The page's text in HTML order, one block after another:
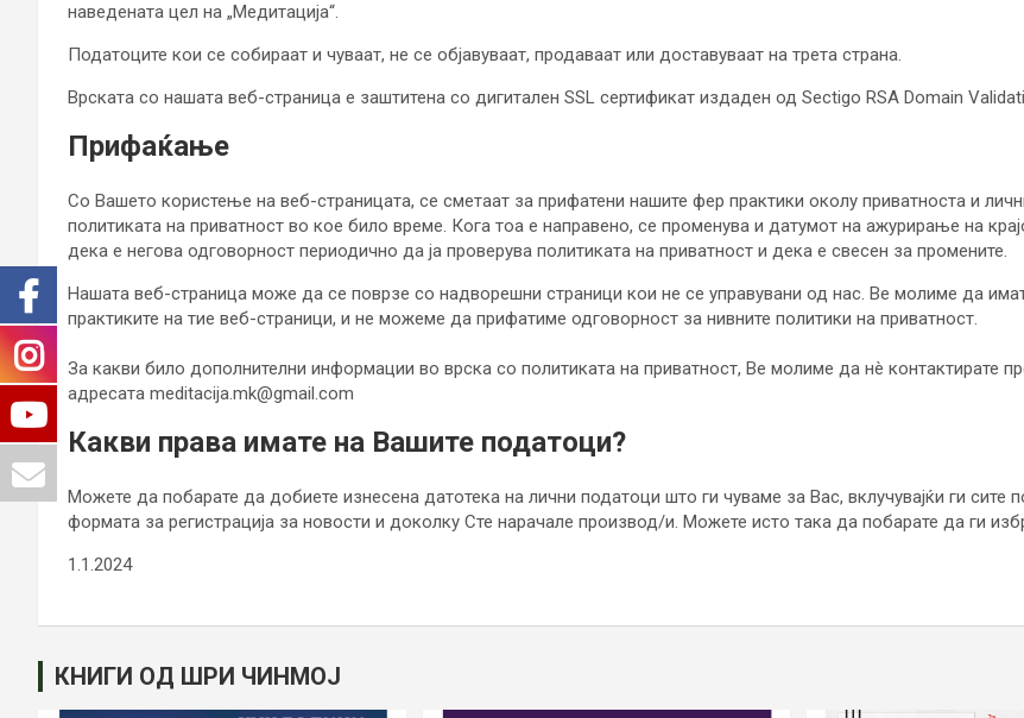
наведената цел на „Медитација“.
Податоците кои се собираат и чуваат, не се објавуваат, продаваат или доставуваат на трета страна.
Врската со нашата веб-страница е заштитена со дигитален SSL сертификат издаден од Sectigo RSA Domain
Прифаќање
Со Вашето користење на веб-страницата, се сметаат за прифатени нашите фер практики околу приватноста и
политиката на приватност во кое било време. Кога тоа е направено, се променува и датумот на ажурирање на
дека е негова одговорност периодично да ја проверува политиката на приватност и дека е свесен за промените.
Нашата веб-страница може да се поврзе со надворешни страници кои не се управувани од нас. Ве молиме да
практиките на тие веб-страници, и не можеме да прифатиме одговорност за нивните политики на приватност.
За какви било дополнителни информации во врска со политиката на приватност, Ве молиме да нè контактирате
адресата meditacija.mk@gmail.com
Какви права имате на Вашите податоци?
Можете да побарате да добиете изнесена датотека на лични податоци што ги чуваме за Вас, вклучувајќи ги
формата за регистрација за новости и доколку Сте нарачале производ/и. Можете исто така да побарате да ги
1.1.2024
КНИГИ ОД ШРИ ЧИНМОЈ